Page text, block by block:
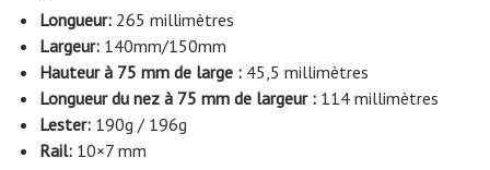
Longueur: 265 millimètres
Largeur: 140mm/150mm
Hauteur à 75 mm de large : 45,5 millimètres
Longueur du nez à 75 mm de largeur : 114 millimètres
Lester: 190g / 196g
Rail: 10×7 mm